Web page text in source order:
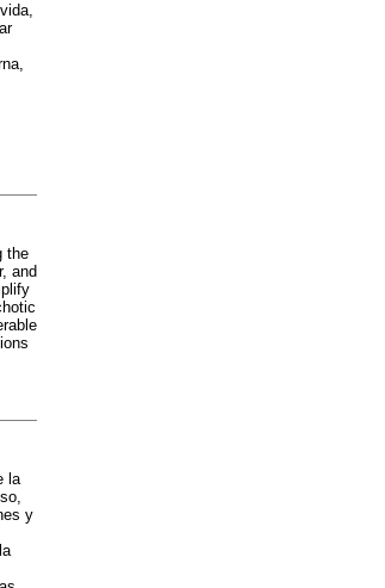
the
and
la
y